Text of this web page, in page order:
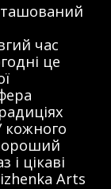
час
це
кожного
і цікаві
Arts